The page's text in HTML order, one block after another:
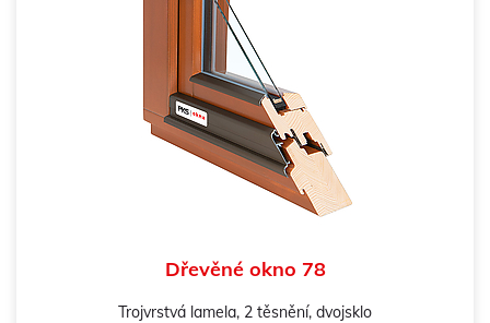
Dřevěné okno 78
Trojvrstvá lamela, 2 těsnění, dvojsklo